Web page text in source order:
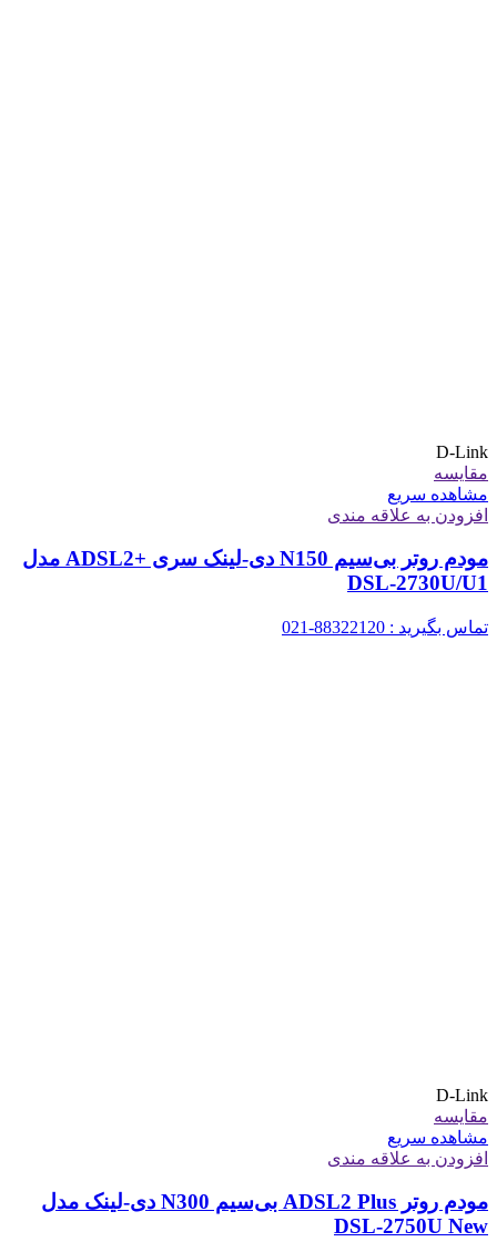
D-Link
مقایسه
مشاهده سریع
افزودن به علاقه مندی
مودم روتر بی‌سیم N150 دی-لینک سری +ADSL2 مدل
DSL-2730U/U1
تماس بگیرید : 88322120-021
D-Link
مقایسه
مشاهده سریع
افزودن به علاقه مندی
مودم روتر ADSL2 Plus بی‌سیم N300 دی-لینک مدل
DSL-2750U New